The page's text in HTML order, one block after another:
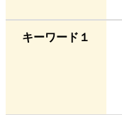
キーワード１